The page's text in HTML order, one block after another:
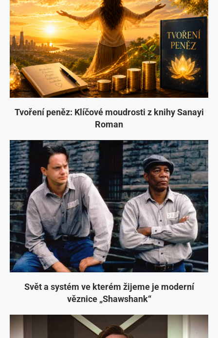
Tvoření peněz: Klíčové moudrosti z knihy Sanayi
Roman
Svět a systém ve kterém žijeme je moderní
věznice „Shawshank“